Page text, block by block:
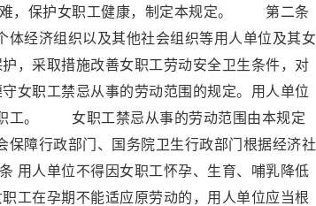
难，保护女职工健康，制定本规定。 第二条
经济组织以及其他社会组织等用人单位及其女
采取措施改善女职工劳动安全卫生条件，对
职工禁忌从事的劳动范围的规定。用人单位
职工。 女职工禁忌从事的劳动范围由本规定
保障行政部门、国务院卫生行政部门根据经济社
人单位不得因女职工怀孕、生育、哺乳降低
在孕期不能适应原劳动的，用人单位应当根